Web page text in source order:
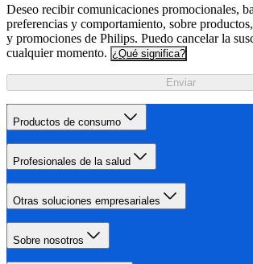
Deseo recibir comunicaciones promocionales,
preferencias y comportamiento, sobre
y promociones de Philips. Puedo cancelar la
cualquier momento. ¿Qué significa?
Enviar
Productos de consumo
Profesionales de la salud
Otras soluciones empresariales
Sobre nosotros